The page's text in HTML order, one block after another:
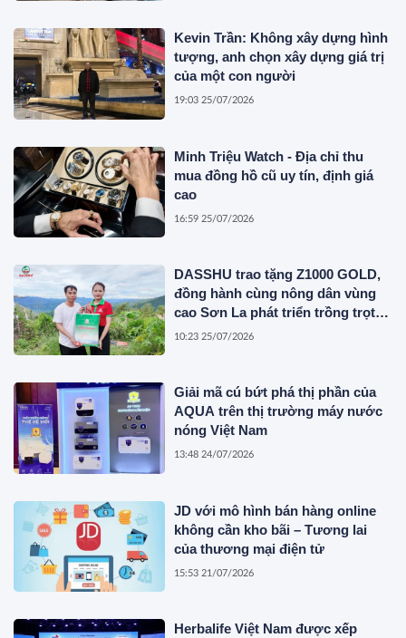
Kevin Trần: Không xây dựng hình
tượng, anh chọn xây dựng giá trị
của một con người
19:03 25/07/2026
Minh Triệu Watch - Địa chỉ thu
mua đồng hồ cũ uy tín, định giá
cao
16:59 25/07/2026
DASSHU trao tặng Z1000 GOLD,
đồng hành cùng nông dân vùng
cao Sơn La phát triển trồng trọt
bền vững
10:23 25/07/2026
Giải mã cú bứt phá thị phần của
AQUA trên thị trường máy nước
nóng Việt Nam
13:48 24/07/2026
JD với mô hình bán hàng online
không cần kho bãi – Tương lai
của thương mại điện tử
15:53 21/07/2026
Herbalife Việt Nam được xếp